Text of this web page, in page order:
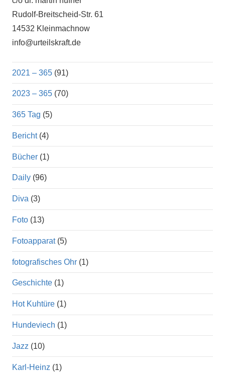
Rudolf-Breitscheid-Str. 61
14532 Kleinmachnow
info@urteilskraft.de
2021 – 365 (91)
2023 – 365 (70)
365 Tag (5)
Bericht(4)
Bücher (1)
Daily (96)
Diva (3)
Foto (13)
Fotoapparat(5)
fotografisches Ohr (1)
Geschichte (1)
Hot Kuhtüre (1)
Hundeviech (1)
Jazz (10)
Karl-Heinz (1)